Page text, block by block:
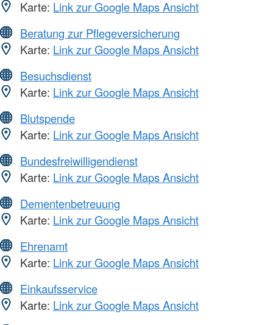
Karte: Link zur Google Maps Ansicht
Beratung zur Pflegeversicherung
Karte: Link zur Google Maps Ansicht
Besuchsdienst
Karte: Link zur Google Maps Ansicht
Blutspende
Karte: Link zur Google Maps Ansicht
Bundesfreiwilligendienst
Karte: Link zur Google Maps Ansicht
Dementenbetreuung
Karte: Link zur Google Maps Ansicht
Ehrenamt
Karte: Link zur Google Maps Ansicht
Einkaufsservice
Karte: Link zur Google Maps Ansicht